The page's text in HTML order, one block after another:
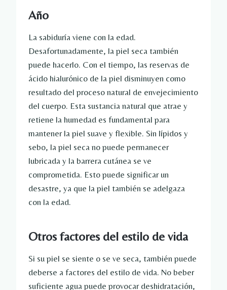
Año
La sabiduría viene con la edad.
Desafortunadamente, la piel seca también
puede hacerlo. Con el tiempo, las reservas de
ácido hialurónico de la piel disminuyen como
resultado del proceso natural de envejecimiento
del cuerpo. Esta sustancia natural que atrae y
retiene la humedad es fundamental para
mantener la piel suave y flexible. Sin lípidos y
sebo, la piel seca no puede permanecer
lubricada y la barrera cutánea se ve
comprometida. Esto puede significar un
desastre, ya que la piel también se adelgaza
con la edad.
Otros factores del estilo de vida
Si su piel se siente o se ve seca, también puede
deberse a factores del estilo de vida. No beber
suficiente agua puede provocar deshidratación,